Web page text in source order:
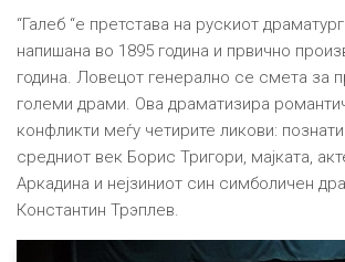
‘‘Галеб “е претстава на рускиот
напишана во 1895 година и првично
година. Ловецот генерално се смета за
големи драми. Ова драматизира
конфликти меѓу четирите ликови:
средниот век Борис Тригори, мајката,
Аркадина и нејзиниот син симболичен
Константин Трэплев.